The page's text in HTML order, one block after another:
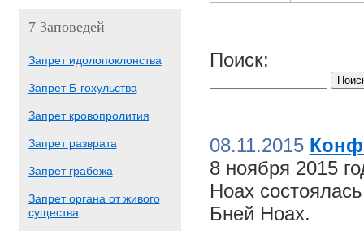
7 Заповедей
Запрет идолопоклонства
Запрет Б-гохульства
Запрет кровопролития
Запрет разврата
Запрет грабежа
Запрет органа от живого
существа
Поиск:
08.11.2015
8 ноября 2015
Ноах
Бней Ноах.